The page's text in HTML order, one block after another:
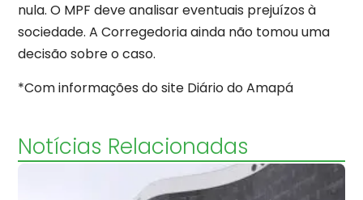
nula. O MPF deve analisar eventuais prejuízos à
sociedade. A Corregedoria ainda não tomou uma
decisão sobre o caso.
*Com informações do site Diário do Amapá
Notícias Relacionadas